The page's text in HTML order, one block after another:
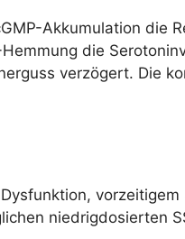
Akkumulation die
die
verzögert. Die
niedrigdosierten